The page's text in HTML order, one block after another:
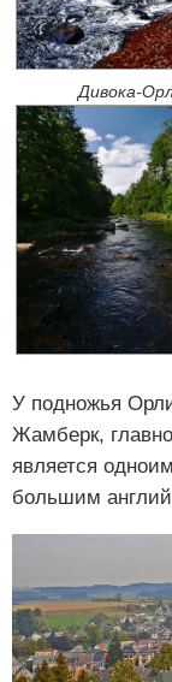
Дивока-
У подножья
Жамберк,
является
большим